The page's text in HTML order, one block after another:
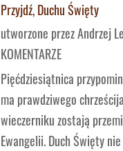
Przyjdź, Duchu Święty
utworzone przezAndrzej
KOMENTARZE
Pięćdziesiątnica
ma prawdziwego
wieczerniku zostają
Ewangelii. Duch Święty